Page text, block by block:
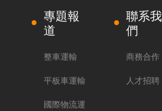
專題報
道
整車運輸
平板車運輸
國際物流運
聯系我
們
商務合作
人才招聘